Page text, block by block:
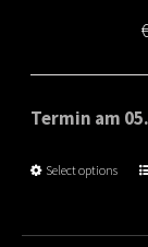
Termin am
Select options